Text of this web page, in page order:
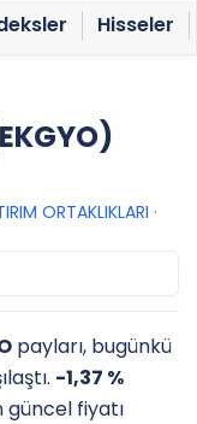
Hisseler
ORTAKLIKLARI ·
payları, bugünkü
-1,37 %
fiyatı